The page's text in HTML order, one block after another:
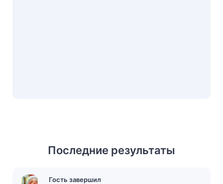
Последние результаты
Гость завершил